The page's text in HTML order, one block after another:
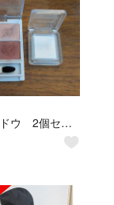
アイシャドウ 2個セット